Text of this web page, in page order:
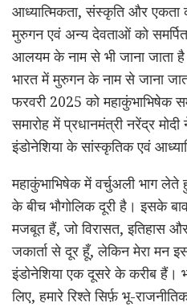
आध्यात्मिकता, संस्कृति और एकता
मुरुगन एवं अन्य देवताओं को
आलयम के नाम से भी जाना जाता
भारत में मुरुगन के नाम से जाना
फरवरी 2025 को महाकुंभाभिषेक
समारोह में प्रधानमंत्री नरेंद्र
इंडोनेशिया के सांस्कृतिक एवं
महाकुंभाभिषेक में वर्चुअली भाग लेते
के बीच भौगोलिक दूरी है। इसके
मजबूत हैं, जो विरासत, इतिहास
जकार्ता से दूर हूँ, लेकिन मेरा मन
इंडोनेशिया एक दूसरे के करीब हैं।
लिए, हमारे रिश्ते सिर्फ़ भू-